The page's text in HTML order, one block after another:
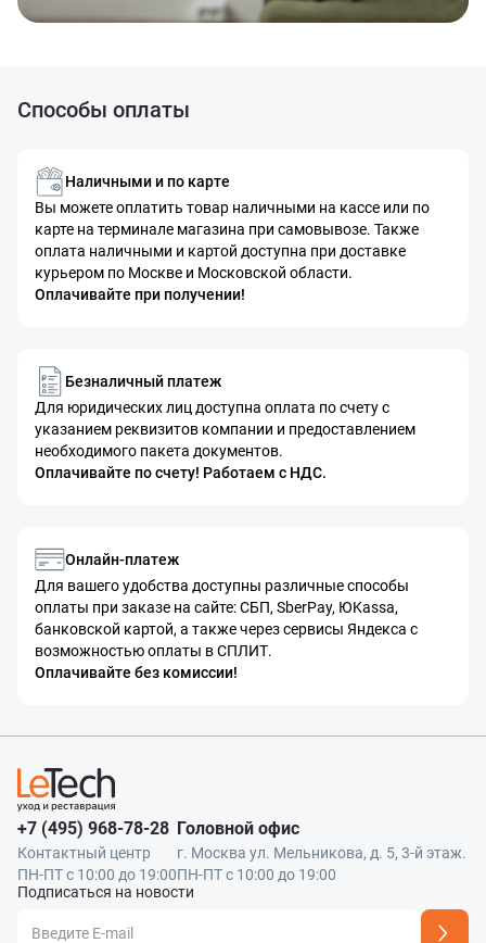
Способы оплаты
Наличными и по карте
Вы можете оплатить товар наличными на кассе или по
карте на терминале магазина при самовывозе. Также
оплата наличными и картой доступна при доставке
курьером по Москве и Московской области.
Оплачивайте при получении!
Безналичный платеж
Для юридических лиц доступна оплата по счету с
указанием реквизитов компании и предоставлением
необходимого пакета документов.
Оплачивайте по счету! Работаем с НДС.
Онлайн-платеж
Для вашего удобства доступны различные способы
оплаты при заказе на сайте: СБП, SberPay, ЮKassa,
банковской картой, а также через сервисы Яндекса с
возможностью оплаты в СПЛИТ.
Оплачивайте без комиссии!
+7 (495) 968-78-28
Контактный центр
ПН-ПТ с 10:00 до 19:00
Головной офис
г. Москва ул. Мельникова, д. 5, 3-й этаж.
ПН-ПТ с 10:00 до 19:00
Подписаться на новости
Адрес подписки успешно добавлен